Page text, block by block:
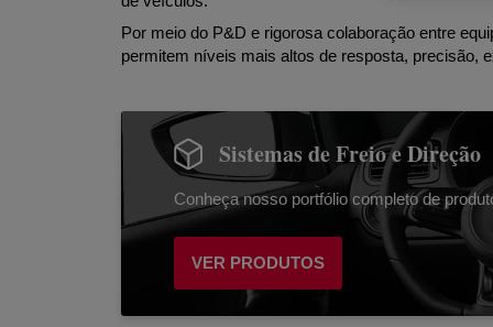
Por meio do P&D e rigorosa colaboração entre
permitem níveis mais altos de resposta, precisão,
Sistemas de Freio e Direção
Conheça nosso portfólio completo de
VER PRODUTOS